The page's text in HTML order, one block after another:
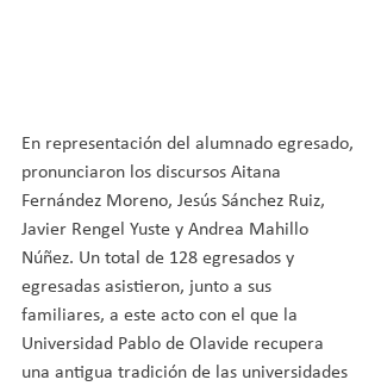
En representación del alumnado egresado,
pronunciaron los discursos Aitana
Fernández Moreno, Jesús Sánchez Ruiz,
Javier Rengel Yuste y Andrea Mahillo
Núñez. Un total de 128 egresados y
egresadas asistieron, junto a sus
familiares, a este acto con el que la
Universidad Pablo de Olavide recupera
una antigua tradición de las universidades